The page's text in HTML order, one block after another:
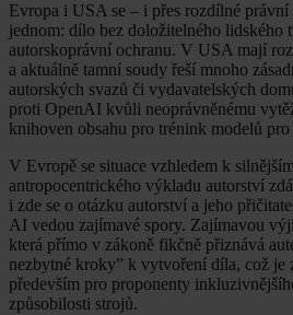
Evropa i USA se – i přes rozdílné právní
jednom: dílo bez doložitelného lidského
autorskoprávní ochranu. V USA mají
a aktuálně tamní soudy řeší mnoho
autorských svazů či vydavatelských
proti OpenAI kvůli neoprávněnému
knihoven obsahu pro trénink modelů
V Evropě se situace vzhledem k
antropocentrického výkladu autorství
i zde se o otázku autorství a jeho
AI vedou zajímavé spory. Zajímavou
která přímo v zákoně fikčně přiznává
nezbytné kroky” k vytvoření díla, což je
především pro proponenty
způsobilosti strojů.